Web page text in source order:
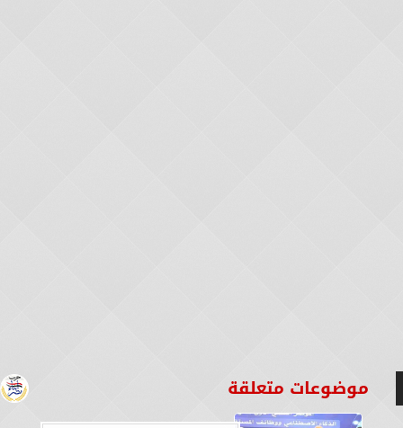
موضوعات متعلقة